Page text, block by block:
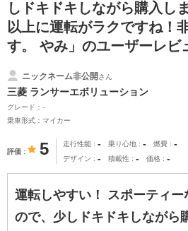
しドキドキしながら購入し
以上に運転がラクですね！
す。 やみ」のユーザーレビ
ニックネーム非公開さん
三菱 ランサーエボリューション
グレード：-
乗車形式：マイカー
評価 5 走行性能 - 乗り心地 - 燃費 -
デザイン - 積載性 - 価格 -
運転しやすい！ スポーティ
ので、少しドキドキしながら